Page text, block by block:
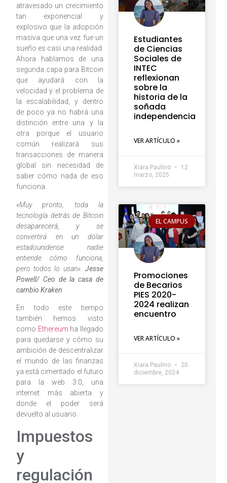
atravesado un crecimiento
tan exponencial y
explosivo que la adopción
masiva que una vez fue un
sueño es casi una realidad.
Ahora hablamos de una
segunda capa para Bitcoin
que ayudará con la
velocidad y el problema de
la escalabilidad, y dentro
de poco ya no habrá una
distinción entre una y la
otra porque el usuario
común realizará sus
transacciones de manera
global sin necesidad de
saber cómo nada de eso
funciona.
«Muy pronto, toda la
tecnología detrás de Bitcoin
desaparecerá, y se
convertirá en un dólar
estadounidense: nadie
entiende cómo funciona,
pero todos lo usan». Jesse
Powell/ Ceo de la casa de
cambio Kraken
En todo este tiempo
también hemos visto
como Ethereum ha llegado
para quedarse y cómo su
ambición de descentralizar
el mundo de las finanzas
ya está cimentado el futuro
para la web 3.0, una
internet más abierta y
donde el poder será
devuelto al usuario.
Impuestos
y
regulación
Estudiantes
de Ciencias
Sociales de
INTEC
reflexionan
sobre la
historia de la
soñada
independencia
VER ARTÍCULO »
Xiara Paulino
12
marzo, 2025
EL CAMPUS
Promociones
de Becarios
PIES 2020-
2024 realizan
encuentro
VER ARTÍCULO »
Xiara Paulino
20
diciembre, 2024